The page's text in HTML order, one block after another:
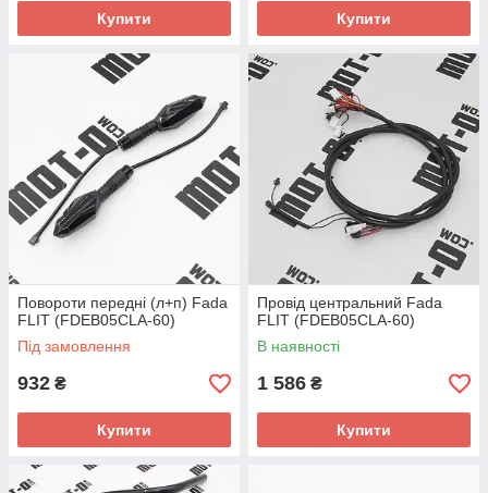
Купити Купити
Повороти передні (л+п) Fada
FLIT (FDEB05CLA-60)
Під замовлення
932 ₴
Купити
Провід центральний Fada
FLIT (FDEB05CLA-60)
В наявності
1 586 ₴
Купити